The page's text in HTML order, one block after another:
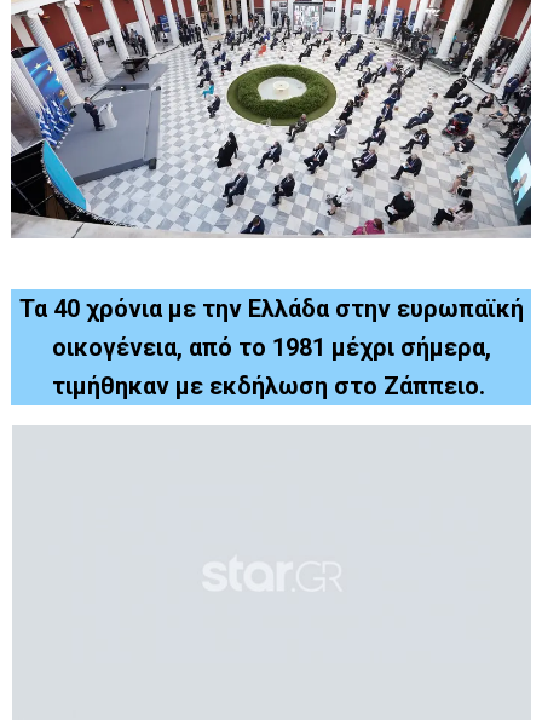
Τα 40 χρόνια με την Ελλάδα στην ευρωπαϊκή
οικογένεια, από το 1981 μέχρι σήμερα,
τιμήθηκαν με εκδήλωση στο Ζάππειο.